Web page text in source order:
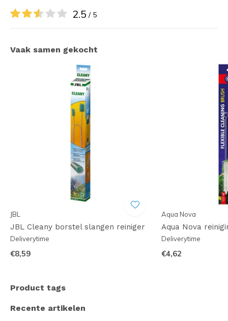
2.5 / 5
Vaak samen gekocht
JBL
JBL Cleany borstel slangen reiniger
Deliverytime
€8,59
Aqua Nova
Aqua Nova
Deliverytime
€4,62
Product tags
Recente artikelen